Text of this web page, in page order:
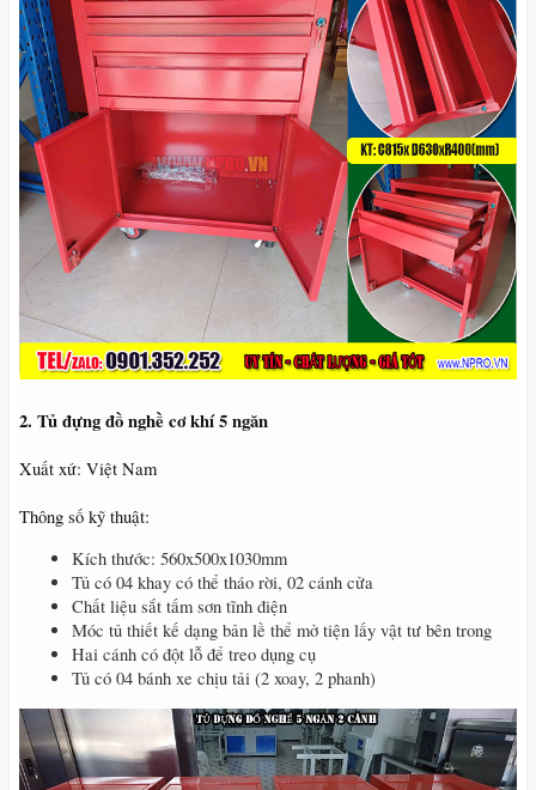
2. Tủ đựng đồ nghề cơ khí 5 ngăn
Xuất xứ: Việt Nam
Thông số kỹ thuật:
Kích thước: 560x500x1030mm
Tủ có 04 khay có thể tháo rời, 02 cánh cửa
Chất liệu sắt tấm sơn tĩnh điện
Móc tủ thiết kế dạng bản lề thể mở tiện lấy vật tư bên trong
Hai cánh có đột lỗ để treo dụng cụ
Tủ có 04 bánh xe chịu tải (2 xoay, 2 phanh)